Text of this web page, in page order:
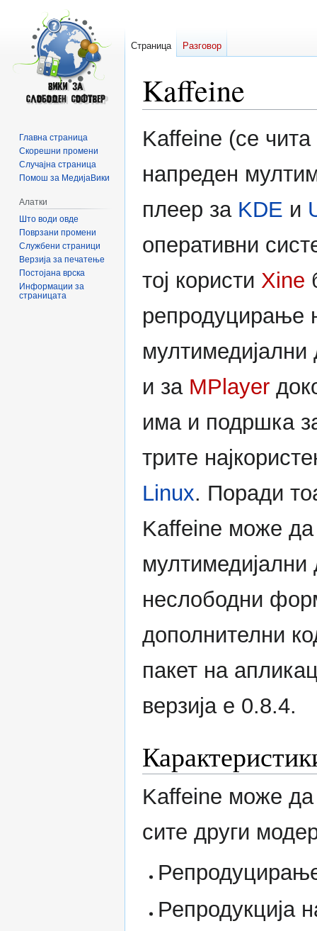
Kaffeine
Прејди
на
Прејди
на
Kaffeine (се
напреден
плеер за KDE и
оперативни
тој користи Xine
репродуцирање
и за MPlayer
има и подршка
трите
Linux. Поради
Kaffeine може да
мултимедијални
неслободни
дополнителни
пакет на
верзија е 0.8.4.
Kaffeine може
сите други
Репродукција
Страница Разговор
Главна страница
Скорешни промени
Случајна страница
Помош за МедијаВики
Алатки
Што води овде
Поврзани промени
Службени страници
Верзија за печатење
Постојана врска
Информации за
страницата